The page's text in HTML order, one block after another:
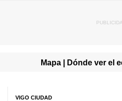
Mapa | Dónde ver el
VIGO CIUDAD